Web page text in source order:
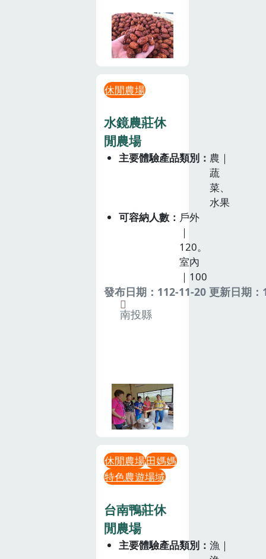
休閒農場
水鏡農莊休
閒農場
主要體驗產品類別
農｜
蔬
菜、
水果
可容納人數
戶外
｜
120。
室內
｜100
發布日期：112-11-20 更新日期
南投縣
休閒農場田媽媽
特色農遊場域
台南鴨莊休
閒農場
主要體驗產品類別
漁｜